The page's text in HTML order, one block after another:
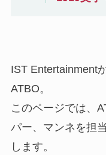
IST Entertainment
ATBO。
このページでは、
パー、マンネを担
します。